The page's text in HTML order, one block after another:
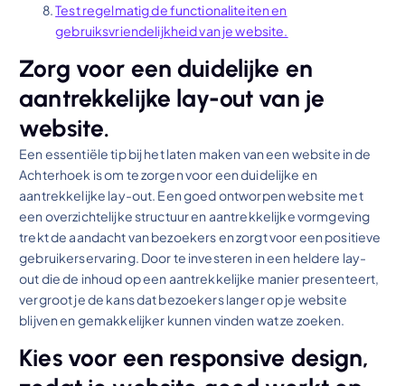
Test regelmatig de functionaliteiten en
gebruiksvriendelijkheid van je website.
Zorg voor een duidelijke en
aantrekkelijke lay-out van je
website.
Een essentiële tip bij het laten maken van een website in de
Achterhoek is om te zorgen voor een duidelijke en
aantrekkelijke lay-out. Een goed ontworpen website met
een overzichtelijke structuur en aantrekkelijke vormgeving
trekt de aandacht van bezoekers en zorgt voor een positieve
gebruikerservaring. Door te investeren in een heldere lay-
out die de inhoud op een aantrekkelijke manier presenteert,
vergroot je de kans dat bezoekers langer op je website
blijven en gemakkelijker kunnen vinden wat ze zoeken.
Kies voor een responsive design,